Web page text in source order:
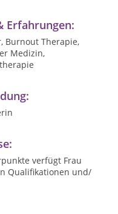
Erfahrungen:
Burnout Therapie,
Medizin,
verfügt Frau
Qualifikationen und/